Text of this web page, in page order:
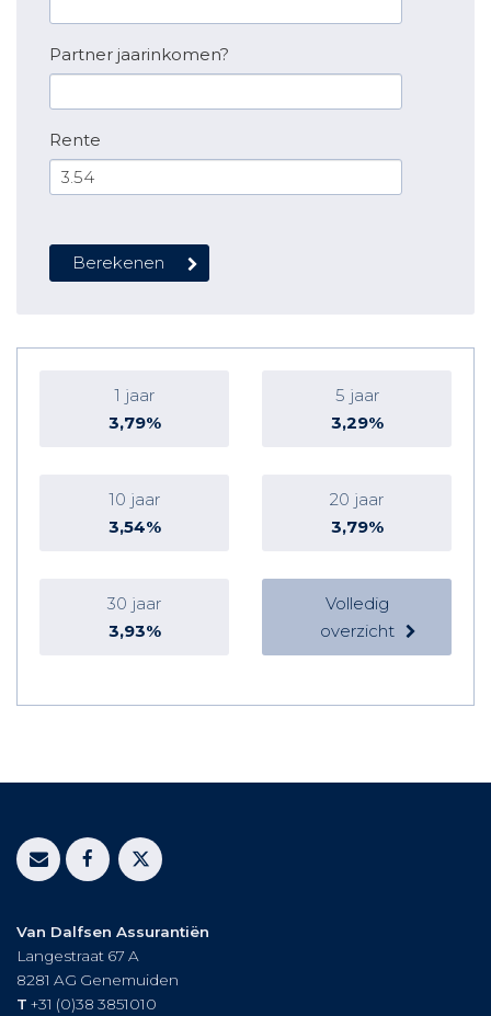
Partner jaarinkomen?
Rente
1 jaar
3,79%
5 jaar
3,29%
10 jaar
3,54%
20 jaar
3,79%
30 jaar
3,93%
Volledig
overzicht
Van Dalfsen Assurantiën
Langestraat 67 A
8281 AG Genemuiden
T +31 (0)38 3851010